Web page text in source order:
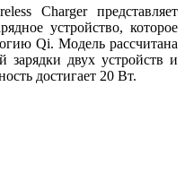
Charger представляет
устройство, которое
Qi. Модель рассчитана
зарядки двух устройств и
достигает 20 Вт.